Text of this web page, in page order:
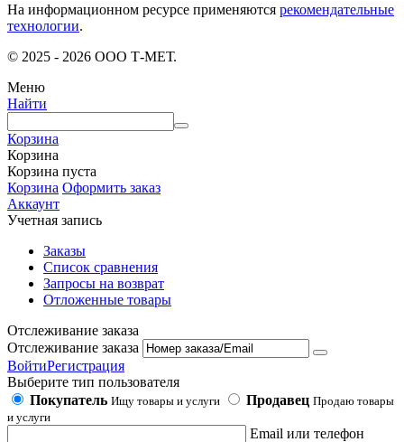
На информационном ресурсе применяются рекомендательные
технологии.
© 2025 - 2026 ООО Т-МЕТ.
Меню
Найти
Корзина
Корзина
Корзина пуста
Корзина Оформить заказ
Аккаунт
Учетная запись
Заказы
Список сравнения
Запросы на возврат
Отложенные товары
Отслеживание заказа
Отслеживание заказа
ВойтиРегистрация
Выберите тип пользователя
Покупатель Ищу товары и услуги Продавец Продаю товары
и услуги
Email или телефон